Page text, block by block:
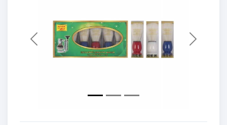
Previous Next